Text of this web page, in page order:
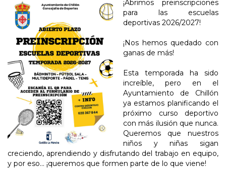
¡Abrimos preinscripciones
para las escuelas
deportivas 2026/2027!
¡Nos hemos quedado con
ganas de más!
Esta temporada ha sido
increíble, pero en el
Ayuntamiento de Chillón
ya estamos planificando el
próximo curso deportivo
con más ilusión que nunca.
Queremos que nuestros
niños y niñas sigan
creciendo, aprendiendo y disfrutando del trabajo en equipo,
y por eso... ¡queremos que formen parte de lo que viene!